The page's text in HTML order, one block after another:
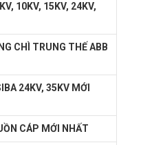
10KV, 15KV, 24KV,
CHÌ TRUNG THẾ ABB
24KV, 35KV MỚI
CÁP MỚI NHẤT